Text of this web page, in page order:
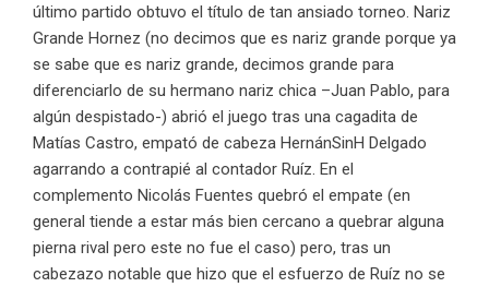
último partido obtuvo el título de tan ansiado torneo. Nariz
Grande Hornez (no decimos que es nariz grande porque ya
se sabe que es nariz grande, decimos grande para
diferenciarlo de su hermano nariz chica –Juan Pablo, para
algún despistado-) abrió el juego tras una cagadita de
Matías Castro, empató de cabeza HernánSinH Delgado
agarrando a contrapié al contador Ruíz. En el
complemento Nicolás Fuentes quebró el empate (en
general tiende a estar más bien cercano a quebrar alguna
pierna rival pero este no fue el caso) pero, tras un
cabezazo notable que hizo que el esfuerzo de Ruíz no se